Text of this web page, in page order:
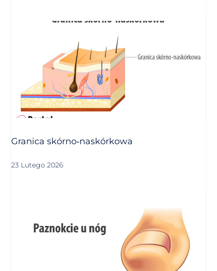
Granica skórno‑naskórkowa
23 Lutego 2026